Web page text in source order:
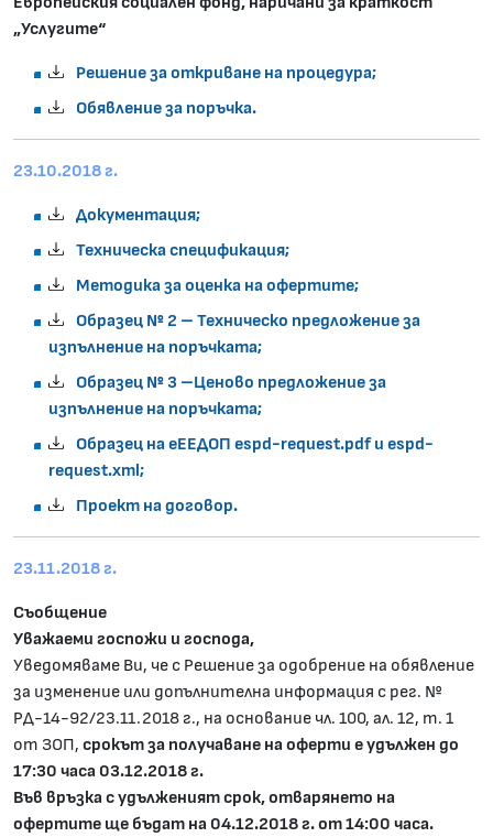
„Услугите“
Решение за откриване на процедура;
Обявление за поръчка.
23.10.2018 г.
Документация;
Техническа спецификация;
Методика за оценка на офертите;
Образец № 2 – Техническо предложение за
изпълнение на поръчката;
Образец № 3 –Ценово предложение за
изпълнение на поръчката;
Образец на еЕЕДОП espd-request.pdf и espd-
request.xml;
Проект на договор.
23.11.2018 г.
Съобщение
Уважаеми госпожи и господа,
Уведомяваме Ви, че с Решение за одобрение на обявление
за изменение или допълнителна информация с рег. №
РД-14-92/23.11.2018 г., на основание чл. 100, ал. 12, т. 1
от ЗОП, срокът за получаване на оферти е удължен до
17:30 часа 03.12.2018 г.
Във връзка с удълженият срок, отварянето на
офертите ще бъдат на 04.12.2018 г. от 14:00 часа.